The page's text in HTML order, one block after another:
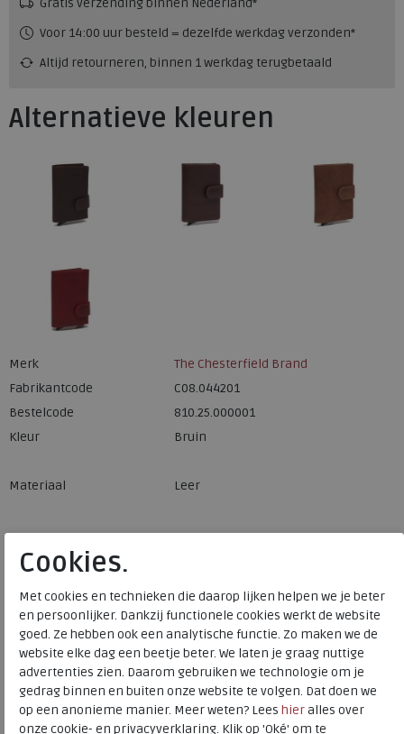
Stijlvolle en veilige pasjeshouder met RFID bescherming
en gemaakt van hoogwaardig massief aluminium. Deze
pasjeshouder is voorzien van een leren hoes met
drukknoopsluiting waarin je zowel pasjes als briefgeld
kunt bewaren.De kern is gemaakt van massief aluminium
en voorzien van de nieuwste RFID bescherming. Wanneer
je de kleine hendel onderaan de kaarthouder naar je toe
trekt, komen de pasjes in waaiervorm uit de
pasjeshouder. Zo heb je direct een duidelijk overzicht van
Gratis verzending binnen Nederland*
Voor 14:00 uur besteld = dezelfde werkdag verzonden*
Altijd retourneren, binnen 1 werkdag terugbetaald
Alternatieve kleuren
Merk
The Chesterfield Brand
Fabrikantcode
C08.044201
Bestelcode
810.25.000001
Kleur
Bruin
Materiaal Leer
Cookies.
Met cookies en technieken die daarop lijken helpen we je beter
en persoonlijker. Dankzij functionele cookies werkt de website
goed. Ze hebben ook een analytische functie. Zo maken we de
website elke dag een beetje beter. We laten je graag nuttige
advertenties zien. Daarom gebruiken we technologie om je
gedrag binnen en buiten onze website te volgen. Dat doen we
op een anonieme manier. Meer weten? Lees hieralles over
onze cookie- en privacyverklaring. Klik op 'Oké' om te